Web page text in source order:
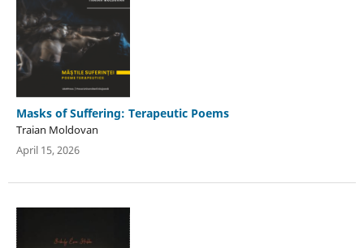
Masks of Suffering: Terapeutic Poems
Traian Moldovan
April 15, 2026